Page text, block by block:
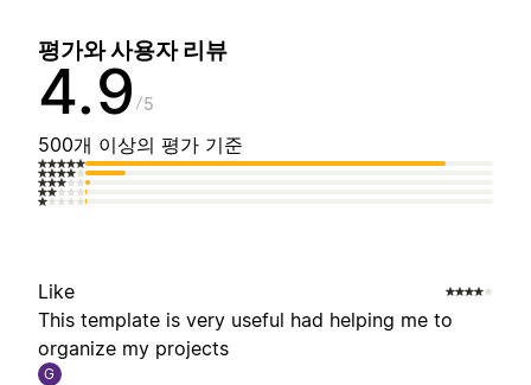
평가와 사용자 리뷰
4.9 5
500개 이상의 평가 기준
Like
This template is very useful had helping me to
organize my projects
G